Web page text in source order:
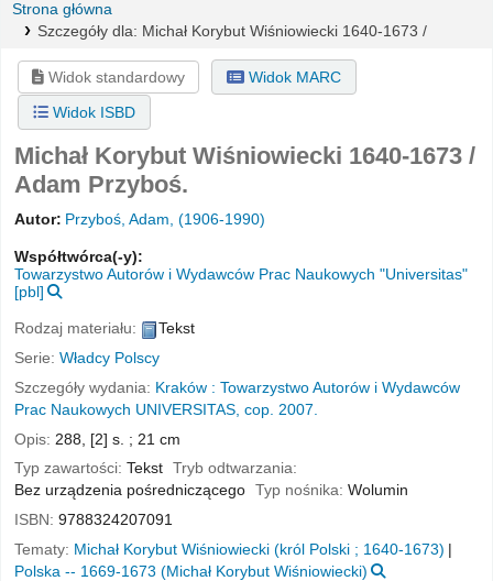
Strona główna
Szczegóły dla: Michał Korybut Wiśniowiecki 1640-1673 /
Widok standardowy
Widok MARC
Widok ISBD
Michał Korybut Wiśniowiecki 1640-1673 /
Adam Przyboś.
Autor: Przyboś, Adam, (1906-1990)
Współtwórca(-y):
Towarzystwo Autorów i Wydawców Prac Naukowych "Universitas"
[pbl]
Rodzaj materiału:
Tekst
Serie: Władcy Polscy
Szczegóły wydania: Kraków : Towarzystwo Autorów i Wydawców
Prac Naukowych UNIVERSITAS, cop. 2007.
Opis: 288, [2] s. ; 21 cm
Typ zawartości: Tekst
Tryb odtwarzania:
Bez urządzenia pośredniczącego
Typ nośnika:Wolumin
ISBN: 9788324207091
Tematy: Michał Korybut Wiśniowiecki (król Polski ; 1640-1673)
Polska -- 1669-1673 (Michał Korybut Wiśniowiecki)